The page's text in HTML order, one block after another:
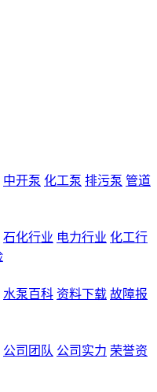
中开泵 化工泵 排污泵 管道
石化行业 电力行业 化工行
水泵百科 资料下载 故障报
公司团队 公司实力 荣誉资